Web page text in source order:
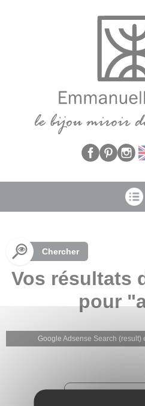
Chercher
Vos résultats
pour
Google Adsense Search (result)